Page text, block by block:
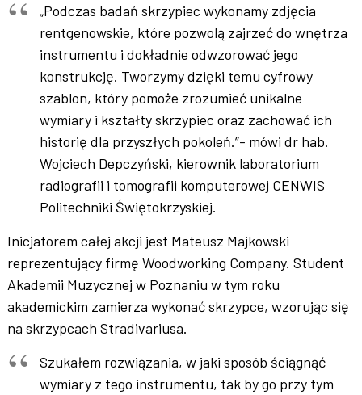
„Podczas badań skrzypiec wykonamy zdjęcia
rentgenowskie, które pozwolą zajrzeć do wnętrza
instrumentu i dokładnie odwzorować jego
konstrukcję. Tworzymy dzięki temu cyfrowy
szablon, który pomoże zrozumieć unikalne
wymiary i kształty skrzypiec oraz zachować ich
historię dla przyszłych pokoleń.”- mówi dr hab.
Wojciech Depczyński, kierownik laboratorium
radiografii i tomografii komputerowej CENWIS
Politechniki Świętokrzyskiej.
Inicjatorem całej akcji jest Mateusz Majkowski
reprezentujący firmę Woodworking Company. Student
Akademii Muzycznej w Poznaniu w tym roku
akademickim zamierza wykonać skrzypce, wzorując się
na skrzypcach Stradivariusa.
Szukałem rozwiązania, w jaki sposób ściągnąć
wymiary z tego instrumentu, tak by go przy tym